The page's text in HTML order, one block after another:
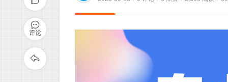
评论